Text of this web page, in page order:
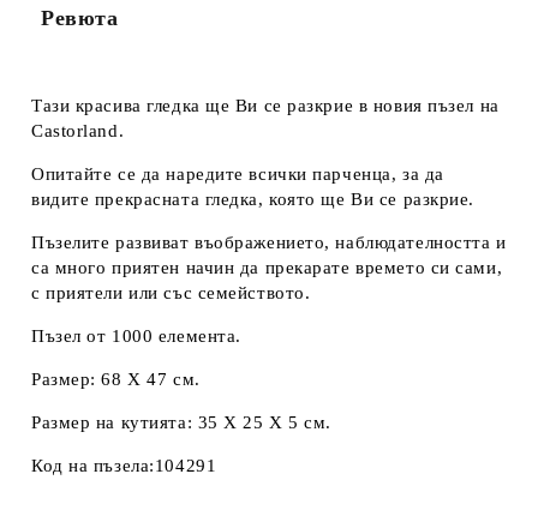
Ревюта
Тази красива гледка ще Ви се разкрие в новия пъзел на
Castorland.
Опитайте се да наредите всички парченца, за да
видите прекрасната гледка, която ще Ви се разкрие.
Пъзелите развиват въображението, наблюдателността и
са много приятен начин да прекарате времето си сами,
с приятели или със семейството.
Пъзел от 1000 елемента.
Размер: 68 Х 47 см.
Размер на кутията: 35 Х 25 Х 5 см.
Код на пъзела:104291